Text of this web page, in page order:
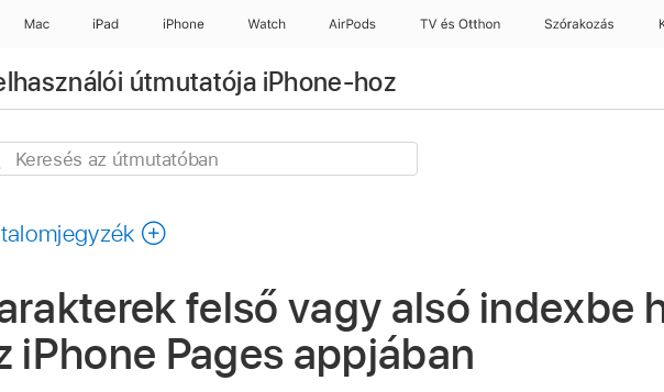
Mac iPad iPhone Watch AirPods TV és Otthon Szórakozás
útmutatója iPhone-hoz
felső vagy alsó indexbe
iPhone Pages appjában